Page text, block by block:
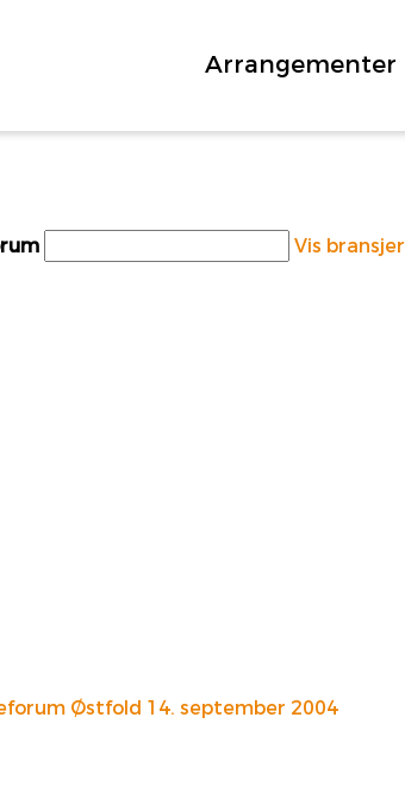
Arrangementer
Vis bransjer
Østfold 14. september 2004